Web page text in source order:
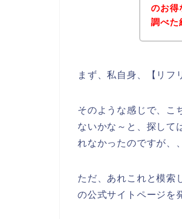
のお得
調べた
まず、私自身、【リフ
そのような感じで、こ
ないかな～と、探して
れなかったのですが、
ただ、あれこれと模索
の公式サイトページを